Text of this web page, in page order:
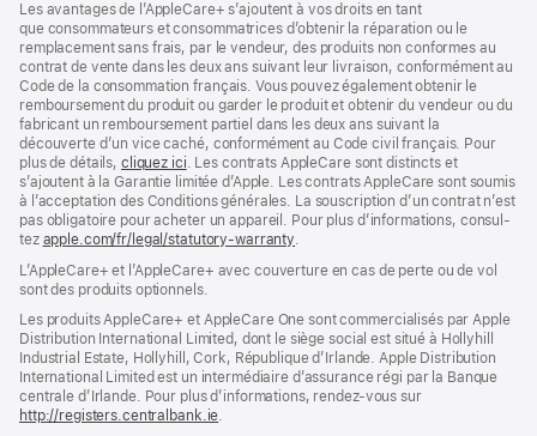
Les avan­tages de l’AppleCare+ s’ajoutent à vos droits en tant
que consommateurs et consommatrices d’obtenir la réparation ou le
rempla­cement sans frais, par le vendeur, des pro­duits non conformes au
contrat de vente dans les deux ans suivant leur livraison, conformément au
Code de la consom­mation français. Vous pouvez égale­ment obtenir le
rembour­sement du produit ou garder le produit et obtenir du vendeur ou du
fabricant un rembour­sement partiel dans les deux ans suivant la
découverte d’un vice caché, conformément au Code civil français. Pour
plus de détails, cliquez ici(s’ouvre
dans
une
nouvelle
fenêtre)
. Les contrats AppleCare sont distincts et
s’ajoutent à la Garantie limitée d’Apple. Les contrats AppleCare sont soumis
à l’acceptation des Conditions générales. La souscription d’un contrat n’est
pas obligatoire pour acheter un appa­reil. Pour plus d’infor­mations, consul­
tez apple.com/fr/legal/statutory-warranty(s’ouvre
une
fenêtre)
.
L’AppleCare+ et l’AppleCare+ avec couver­ture en cas de perte ou de vol
sont des pro­duits optionnels.
Les produits AppleCare+ et AppleCare One sont commercialisés par Apple
Distribution International Limited, dont le siège social est situé à Hollyhill
Industrial Estate, Hollyhill, Cork, République d’Irlande. Apple Distribution
International Limited est un intermédiaire d’assurance régi par la Banque
centrale d’Irlande. Pour plus d’informations, rendez-vous sur
http://registers.centralbank.ie(s’ouvre
.